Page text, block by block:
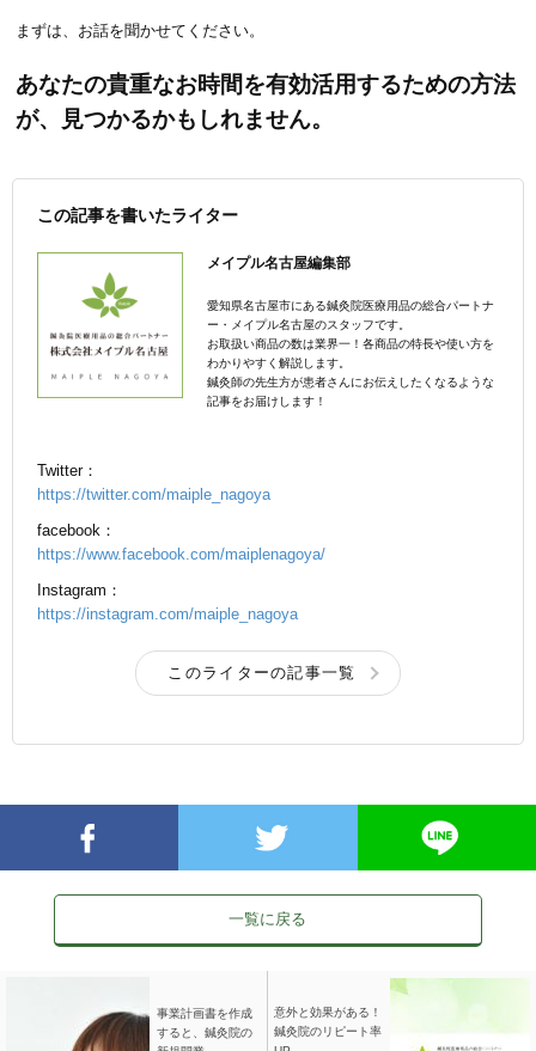
まずは、お話を聞かせてください。
あなたの貴重なお時間を有効活用するための方法
が、見つかるかもしれません。
この記事を書いたライター
メイプル名古屋編集部
愛知県名古屋市にある鍼灸院医療用品の総合パートナ
ー・メイプル名古屋のスタッフです。
お取扱い商品の数は業界一！各商品の特長や使い方を
わかりやすく解説します。
鍼灸師の先生方が患者さんにお伝えしたくなるような
記事をお届けします！
Twitter：
https://twitter.com/maiple_nagoya
facebook：
https://www.facebook.com/maiplenagoya/
Instagram：
https://instagram.com/maiple_nagoya
このライターの記事一覧
一覧に戻る
事業計画書を作成
すると、鍼灸院の
意外と効果がある！
鍼灸院のリピート率